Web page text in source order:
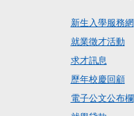
新生入學服務網
就業徵才活動
求才訊息
歷年校慶回顧
電子公文公布欄